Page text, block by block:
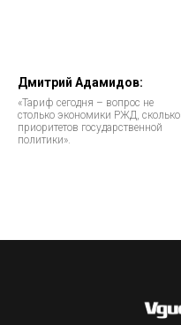
Дмитрий Адамидов:
«Тариф сегодня – вопрос не
столько экономики РЖД, сколько
приоритетов государственной
политики».